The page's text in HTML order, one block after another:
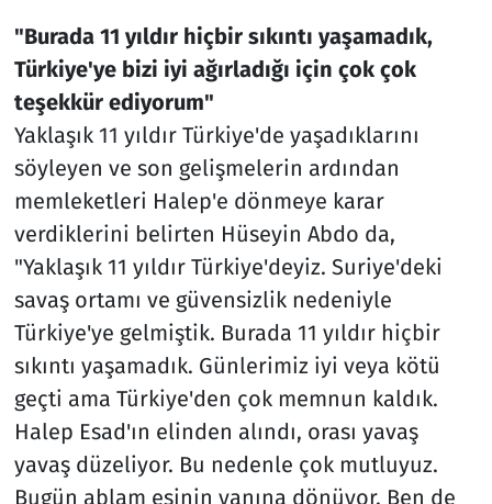
"Burada 11 yıldır hiçbir sıkıntı yaşamadık,
Türkiye'ye bizi iyi ağırladığı için çok çok
teşekkür ediyorum"
Yaklaşık 11 yıldır Türkiye'de yaşadıklarını
söyleyen ve son gelişmelerin ardından
memleketleri Halep'e dönmeye karar
verdiklerini belirten Hüseyin Abdo da,
"Yaklaşık 11 yıldır Türkiye'deyiz. Suriye'deki
savaş ortamı ve güvensizlik nedeniyle
Türkiye'ye gelmiştik. Burada 11 yıldır hiçbir
sıkıntı yaşamadık. Günlerimiz iyi veya kötü
geçti ama Türkiye'den çok memnun kaldık.
Halep Esad'ın elinden alındı, orası yavaş
yavaş düzeliyor. Bu nedenle çok mutluyuz.
Bugün ablam eşinin yanına dönüyor. Ben de